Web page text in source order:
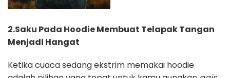
2.Saku Pada Hoodie Membuat Telapak Tangan
Menjadi Hangat
Ketika cuaca sedang ekstrim memakai hoodie